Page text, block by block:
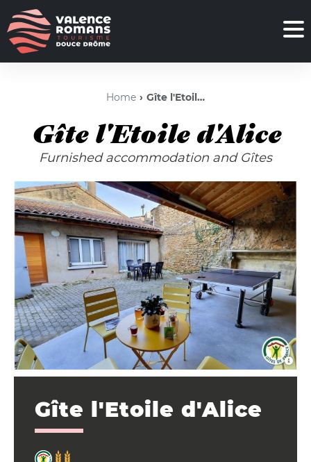
Home Gîte l'Etoile d'Alice
Gîte l'Etoile d'Alice
Furnished accommodation and Gîtes
Gîte l'Etoile d'Alice